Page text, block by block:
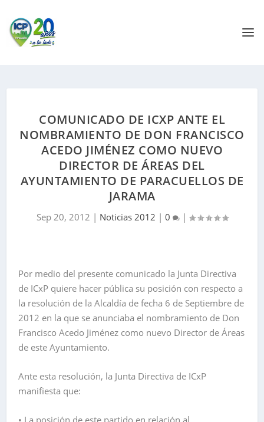
COMUNICADO DE ICXP ANTE EL
NOMBRAMIENTO DE DON FRANCISCO
ACEDO JIMÉNEZ COMO NUEVO
DIRECTOR DE ÁREAS DEL
AYUNTAMIENTO DE PARACUELLOS DE
JARAMA
Sep 20, 2012 | Noticias 2012 | 0 |
Por medio del presente comunicado la Junta Directiva
de ICxP quiere hacer pública su posición con respecto a
la resolución de la Alcaldía de fecha 6 de Septiembre de
2012 en la que se anunciaba el nombramiento de Don
Francisco Acedo Jiménez como nuevo Director de Áreas
de este Ayuntamiento.
Ante esta resolución, la Junta Directiva de ICxP
manifiesta que:
• La posición de este partido en relación al